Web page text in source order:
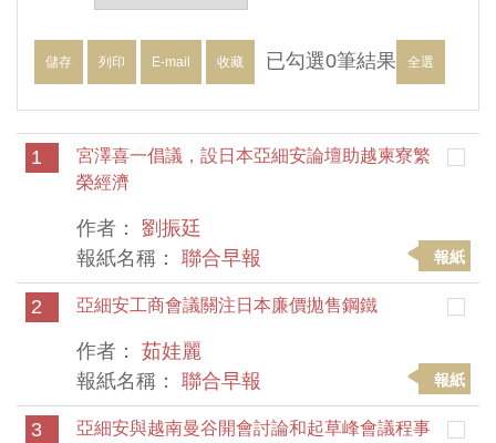
儲存 列印 E-mail 收藏 已勾選0筆結果 全選
1
宮澤喜一倡議，設日本亞細安論壇助越柬寮繁
榮經濟
作者： 劉振廷
報紙名稱： 聯合早報 報紙
2 亞細安工商會議關注日本廉價拋售鋼鐵
作者： 茹娃麗
報紙名稱： 聯合早報 報紙
3
亞細安與越南曼谷開會討論和起草峰會議程事